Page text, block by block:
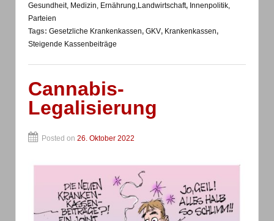
Gesundheit, Medizin, Ernährung,Landwirtschaft, Innenpolitik,
Parteien
Tags: Gesetzliche Krankenkassen, GKV, Krankenkassen,
Steigende Kassenbeiträge
Cannabis-
Legalisierung
Posted on 26. Oktober 2022